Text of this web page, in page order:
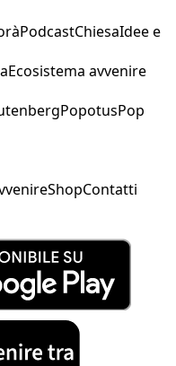
PodcastChiesaIdee e
Ecosistema avvenire
PopotusPop
ShopContatti